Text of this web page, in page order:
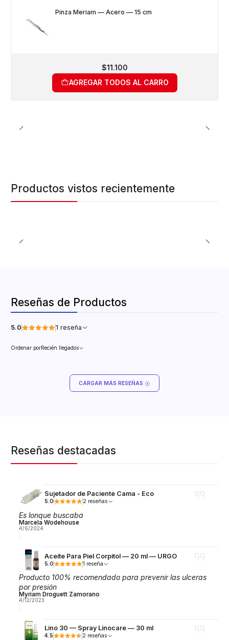
Pinza Meriam — Acero — 15 cm
$11.100
AGREGAR TODOS AL CARRO
Productos vistos recientemente
Reseñas de Productos
5.0 1 reseña
Ordenar porRecién llegados
CARGAR MÁS RESEÑAS
Reseñas destacadas
Sujetador de Paciente Cama - Eco
5.0 2 reseñas
Es lonque buscaba
Marcela Wodehouse
4/6/2024
Aceite Para Piel Corpitol — 20 ml — URGO
5.0 1 reseña
Producto 100% recomendado para prevenir las ulceras
por presión
Myriam Droguett Zamorano
4/12/2023
Lino 30 — Spray Linocare — 30 ml
4.5 2 reseñas